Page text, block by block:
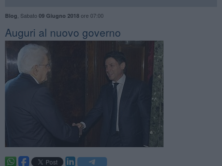
Blog Sabato 09 Giugno 2018ore 07:00
Auguri al nuovo governo